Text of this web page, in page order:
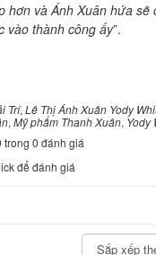
hơn và Ánh Xuân hứa sẽ
vào thành công ấy”.
Trí, Lê Thị Ánh Xuân Yody
, Mỹ phẩm Thanh Xuân, Yody
trong 0 đánh giá
để đánh giá